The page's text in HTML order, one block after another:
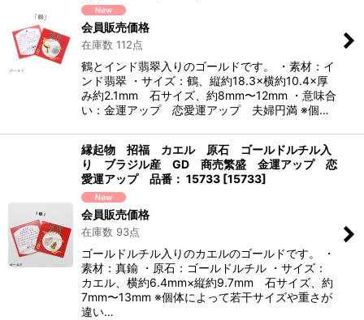
会員販売価格
在庫数 112点
鶴とインド翡翠入りのゴールドです。 ・素材：イ
ンド翡翠 ・サイズ：鶴、縦約18.3×横約10.4×厚
み約2.1mm 石サイズ、約8mm〜12mm ・意味合
い：金運アップ 恋愛運アップ 夫婦円満 ※個…
縁起物 招福 カエル 原石 ゴールドルチル入
り ブラジル産 GD 商売繁盛 金運アップ 恋
愛運アップ 品番： 15733 [15733]
会員販売価格
在庫数 93点
ゴールドルチル入りのカエルのゴールドです。 ・
素材：真鍮 ・原石：ゴールドルチル ・サイズ：
カエル、横約6.4mm×縦約9.7mm 石サイズ、約
7mm〜13mm ※個体によって若干サイズや重さが
違い…